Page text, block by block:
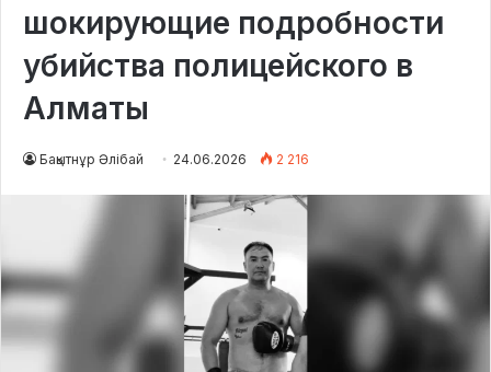
шокирующие подробности
убийства полицейского в
Алматы
Бақытнұр Әлібай 24.06.2026 2 216